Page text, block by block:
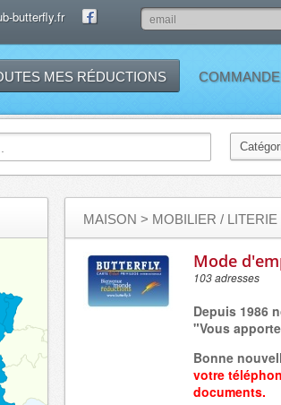
butterfly.fr
MES RÉDUCTIONS
MAISON > MOBILIER / LITERIE
Mode
103 adresses
Depuis 1986
"Vous
Bonne
votre
documents.